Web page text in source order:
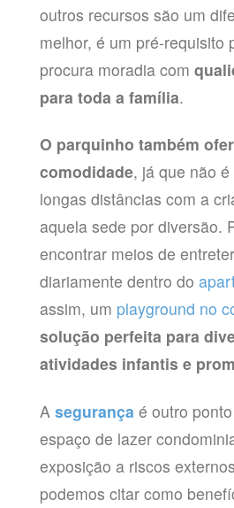
outros recursos são um
melhor, é um pré-requisito
procura moradia com
para toda a família.
O parquinho também
comodidade, já que não
longas distâncias com a
aquela sede por diversão.
encontrar meios de
diariamente dentro do
assim, um playground no
solução perfeita para
atividades infantis e
A segurança é outro
espaço de lazer
exposição a riscos
podemos citar como